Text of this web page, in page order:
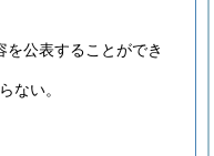
公表することができ
ない。